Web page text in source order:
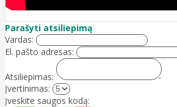
Parašyti atsiliepimą
Vardas:
El. pašto adresas:
Atsiliepimas:
Įvertinimas:
Įveskite saugos kodą: